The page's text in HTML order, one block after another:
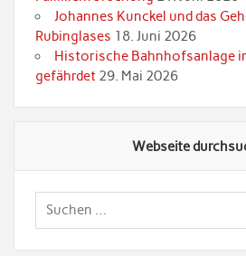
Johannes Kunckel und das
Rubinglases 18. Juni 2026
Historische Bahnhofsanlage
gefährdet 29. Mai 2026
Webseite